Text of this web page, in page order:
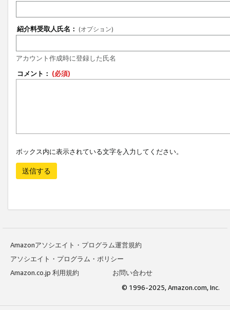
紹介料受取人氏名： (オプション)
アカウント作成時に登録した氏名
コメント： (必須)
ボックス内に表示されている文字を入力してください。
送信する
Amazonアソシエイト・プログラム運営規約
アソシエイト・プログラム・ポリシー
Amazon.co.jp 利用規約
お問い合わせ
© 1996-2025, Amazon.com, Inc.